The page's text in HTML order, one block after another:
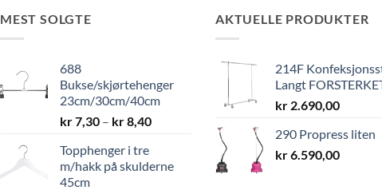
MEST SOLGTE
688
Bukse/skjørtehenger
23cm/30cm/40cm
kr7,30 – kr8,40Prisområde:
kr 8,40
Topphenger i tre
m/hakk på skulderne
45cm
AKTUELLE PRODUKTER
214F
Langt
kr 2.690,00
290 Propress liten
kr6.590,00